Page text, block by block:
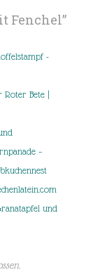
Fenchel”
-
Bete |
–
und